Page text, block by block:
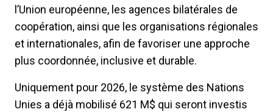
l’Union européenne, les agences bilatérales de
coopération, ainsi que les organisations régionales
et internationales, afin de favoriser une approche
plus coordonnée, inclusive et durable.
Uniquement pour 2026, le système des Nations
Unies a déjà mobilisé 621 M$ qui seront investis